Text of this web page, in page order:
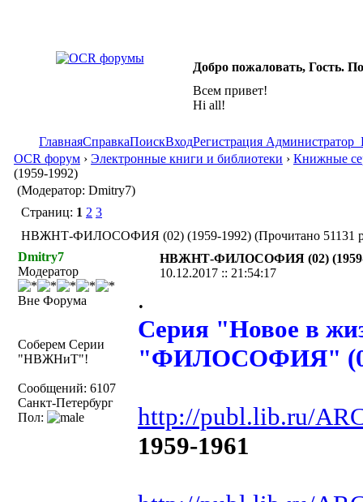
Добро пожаловать, Гость.
Всем привет!
Hi all!
ГлавнаяСправкаПоискВходРегистрация Администратор
OCR форум › Электронные книги и библиотеки › Книжные
(1959-1992)
(Модератор: Dmitry7)
Страниц: 1 2 3
НВЖНТ-ФИЛОСОФИЯ (02) (1959-1992) (Прочитано 51131
Dmitry7
Модератор
Вне Форума
Соберем Серии
"НВЖНиТ"!
Сообщений: 6107
Санкт-Петербург
Пол:
НВЖНТ-ФИЛОСОФИЯ (02) (1959-
10.12.2017 :: 21:54:17
.
Серия "Новое в
"ФИЛОСОФИЯ"
http://publ.lib.ru/
1959-1961